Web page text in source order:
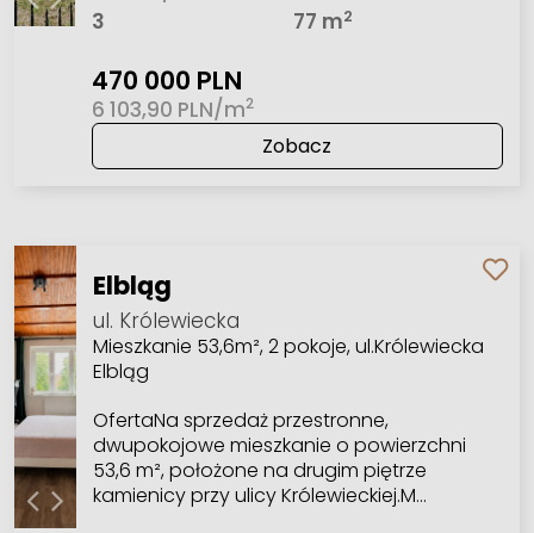
3
77 m2
470 000 PLN
6 103,90 PLN/m2
Zobacz
Elbląg
ul. Królewiecka
Mieszkanie 53,6m², 2 pokoje, ul.Królewiecka
Elbląg
OfertaNa sprzedaż przestronne,
dwupokojowe mieszkanie o powierzchni
53,6 m², położone na drugim piętrze
kamienicy przy ulicy Królewieckiej.M…